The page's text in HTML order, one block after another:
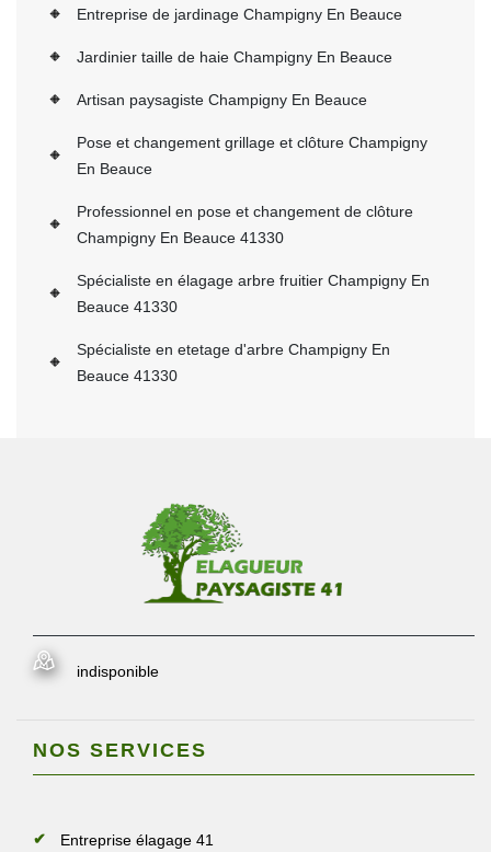
Entreprise de jardinage Champigny En Beauce
Jardinier taille de haie Champigny En Beauce
Artisan paysagiste Champigny En Beauce
Pose et changement grillage et clôture Champigny
En Beauce
Professionnel en pose et changement de clôture
Champigny En Beauce 41330
Spécialiste en élagage arbre fruitier Champigny En
Beauce 41330
Spécialiste en etetage d'arbre Champigny En
Beauce 41330
indisponible
NOS SERVICES
Entreprise élagage 41